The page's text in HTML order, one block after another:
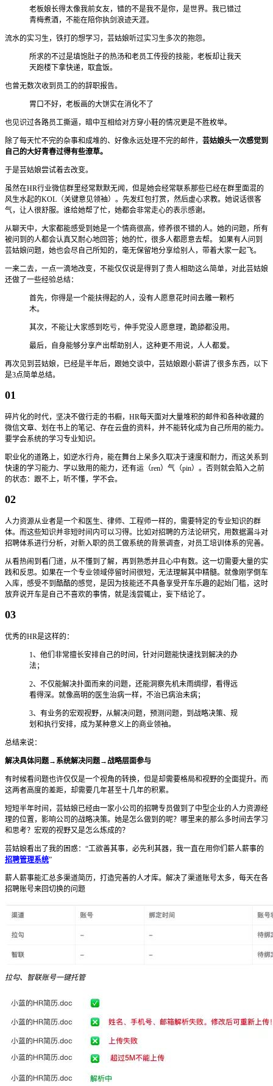
老板娘长得太像我前女友，错的不是我不是你，是世界。我已错过
青梅煮酒，不能在陪你执剑浪迹天涯。
流水的实习生，铁打的想学习，芸姑娘听过实习生多次的抱怨。
所求的不过是填饱肚子的热汤和老员工传授的技能，老板却让我天
天跑楼下拿快递，取盒饭。
也曾无数次收到员工的的辞职报告。
胃口不好，老板画的大饼实在消化不了
也见识过各路员工撕逼，暗中互相给对方穿小鞋的情况更是不胜枚举。
除了每天忙不完的杂事和成堆的、好像永远处理不完的邮件， 芸姑娘头一次感觉到
自己的大好青春过得有些潦草。
于是芸姑娘尝试着去改变。
虽然在HR行业微信群里经常默默无闻，但是她会经常联系那些已经在群里面混的
风生水起的KOL（关键意见领袖）。先发红包打赏，然后虚心求教。她说话很客
气，让人很舒服。谁给她帮了忙，她都会非常走心的表示感谢。
从聊天中，大家都能感受到她是一个情商很高，修养很不错的人。她的问题，所有
被问到的人都会认真又耐心地回答；她的忙，很多人都愿意去帮。 如果有人问到
芸姑娘问题，她也会尽自己所知的，毫无保留地分享给别人，带着大家一起飞。
一来二去，一点一滴地改变，不能仅仅说是得到了贵人相助这么简单，对此芸姑娘
还做了一些经验总结：
首先，你得是一个能扶得起的人，没有人愿意花时间去雕一颗朽
木。
其次，不能让大家感到吃亏，伸手党没人愿意理，跪舔都没用。
最后，自身能够分享产出帮助别人，这种更不用说，人人都爱。
再次见到芸姑娘，已经是半年后，跟她交谈中，芸姑娘跟小薪讲了很多东西，以下
是3点简单总结。
01
碎片化的时代，坚决不做行走的书橱，HR每天面对大量堆积的邮件和各种收藏的
微信文章、划在书上的笔记、存在云盘的资料，并不能转化成为自己所用的能力。
要学会系统的学习专业知识。
职业化的道路上，如逆水行舟，能在舞台上呆多久取决于速度和耐力，而这关系到
快速的学习能力、学以致用的能力，还有运（ren）气（pin）。否则就会陷入之前
的状态：跟不上，听不懂，学不会。
02
人力资源从业者是一个和医生、律师、工程师一样的，需要特定的专业知识的群
体。而这些知识并非短时间内可以习得。比如对招聘的方法论研究，用数据漏斗对
招聘体系进行分析，对新入职的员工做系统的背景调查，对员工培训体系的完善。
从看热闹到看门道，从不懂到了解，再到熟悉并且心中有数。这一切需要大量的实
践和反思。如果在一个专业领域停留时间很短，无法理解其中精髓。就像刚学倒车
入库，感受不到酷酷的感觉，是因为技能还不具备享受开车乐趣的起始门槛，这时
放弃说开车是自己不喜欢的事情，就是浅尝辄止，妄下结论了。
03
优秀的HR是这样的：
1、他们非常擅长安排自己的时间，针对问题能快速找到解决的办
法；
2、不仅能解决扑面而来的问题，还能洞察先机未雨绸缪，看得远
看得深。就像高明的医生治病一样，不治已病治未病；
3、有业务的宏观视野，从解决问题，预测问题，到战略决策、规
划和执行安排，成为某种意义上的商业领袖。
总结来说：
解决具体问题→系统解决问题→战略层面参与
有时候看问题也许仅仅是一个视角的转换，但是却需要格局和视野的全面提升。而
这两者高度的差距，却需要几年甚至十几年的积累。
短短半年时间，芸姑娘已经由一家小公司的招聘专员做到了中型企业的人力资源经
理的位置，影响公司的战略决策。她是怎么做到的呢？哪里来的那么多时间去学习
和思考？宏观的视野又是怎么炼成的？
芸姑娘看出了我的困惑：“工欲善其事，必先利其器，我一直在用你们薪人薪事的
招聘管理系统”
薪人薪事能汇总多渠道简历，打造完善的人才库。解决了渠道账号太多，每天在各
招聘账号来回切换的问题
拉勾、智联账号一键托管